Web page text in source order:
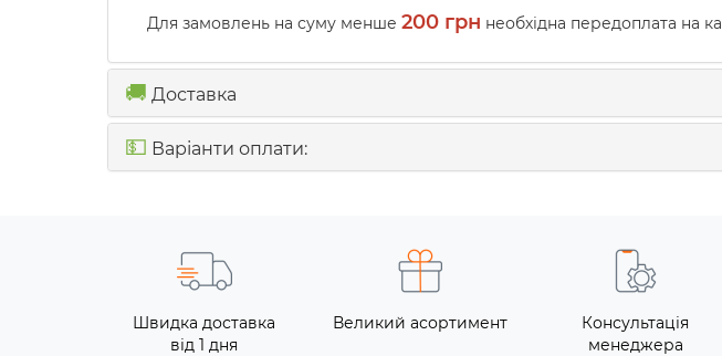
Для замовлень на суму менше 200 грн необхідна передоплата на
🚚 Доставка
💵 Варіанти оплати:
Швидка доставка
від 1 дня
Великий асортимент
Консультація
менеджера